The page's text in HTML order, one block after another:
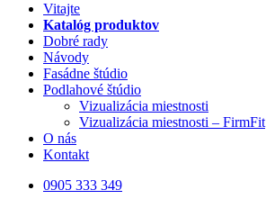
Vitajte
Katalóg produktov
Dobré rady
Návody
Fasádne štúdio
Podlahové štúdio
Vizualizácia miestnosti
Vizualizácia miestnosti – FirmFit
O nás
Kontakt
0905 333 349